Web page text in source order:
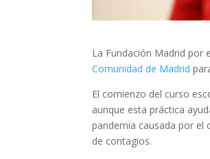
La Fundación Madrid por
Comunidad de Madrid
El comienzo del curso
aunque esta práctica
pandemia causada por el
de contagios.